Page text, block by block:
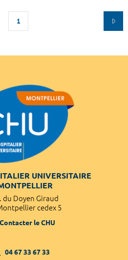
1
UNIVERSITAIRE
du Doyen Giraud
cedex 5
Contacter le CHU
04 67 33 67 33